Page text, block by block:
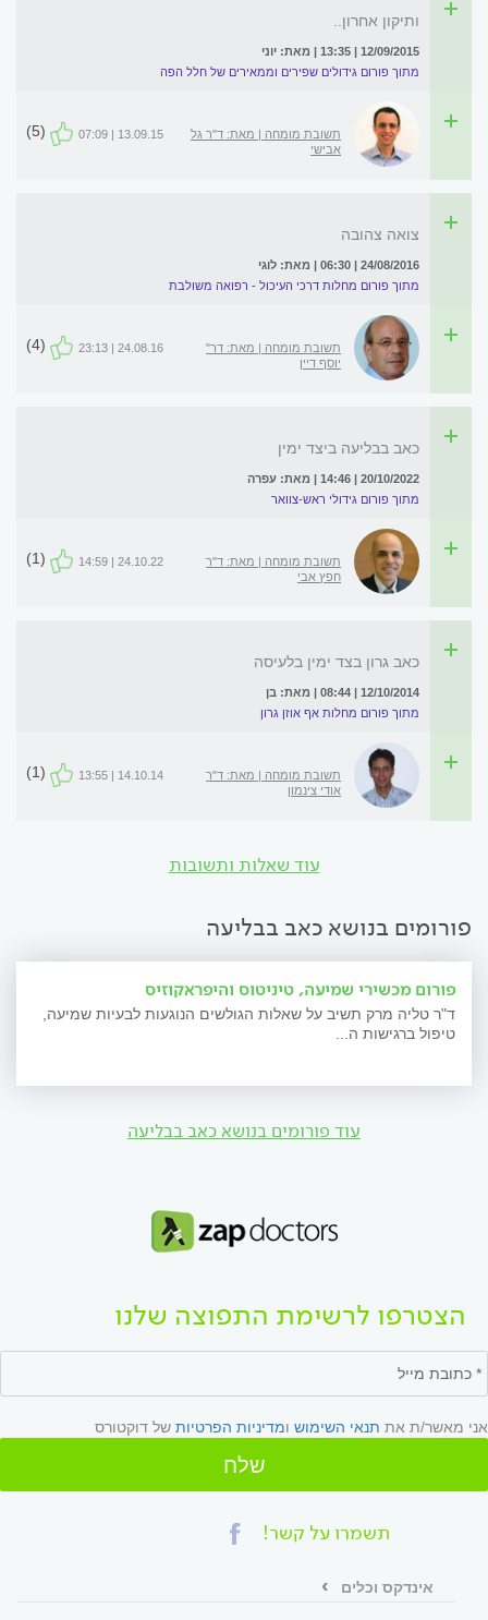
ותיקון אחרון..
12/09/2015 | 13:35 | מאת: יוני
מתוך פורום גידולים שפירים וממאירים של חלל הפה
תשובת מומחה | מאת: ד"ר גל
אבישי
13.09.15 | 07:09
(5)
צואה צהובה
24/08/2016 | 06:30 | מאת: לוגי
מתוך פורום מחלות דרכי העיכול - רפואה משולבת
תשובת מומחה | מאת: דר"
יוסף דיין
24.08.16 | 23:13
(4)
כאב בבליעה ביצד ימין
20/10/2022 | 14:46 | מאת: עפרה
מתוך פורום גידולי ראש-צוואר
תשובת מומחה | מאת: ד"ר
חפץ אבי
24.10.22 | 14:59
(1)
כאב גרון בצד ימין בלעיסה
12/10/2014 | 08:44 | מאת: בן
מתוך פורום מחלות אף אוזן גרון
תשובת מומחה | מאת: ד"ר
אודי צינמון
14.10.14 | 13:55
(1)
עוד שאלות ותשובות
פורומים בנושא כאב בבליעה
פורום מכשירי שמיעה, טיניטוס והיפראקוזיס
ד"ר טליה מרק תשיב על שאלות הגולשים הנוגעות לבעיות שמיעה,
טיפול ברגישות ה...
עוד פורומים בנושא כאב בבליעה
הצטרפו לרשימת התפוצה שלנו
אני מאשר/ת את תנאי השימוש ומדיניות הפרטיות של דוקטורס
שלח
תשמרו על קשר!
אינדקס וכלים